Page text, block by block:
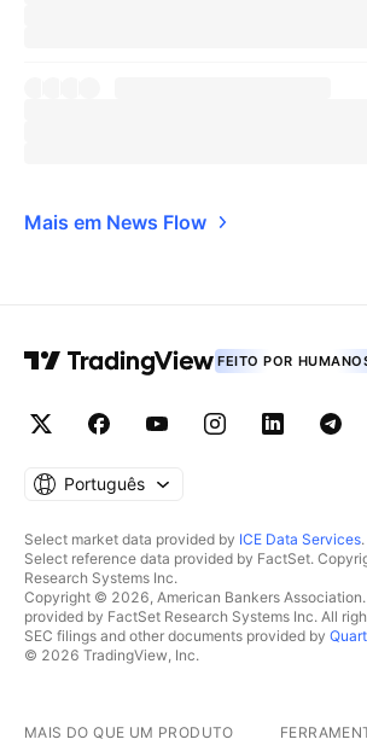
Mais em News Flow
FEITO POR
Português
Select market data provided by ICE Data Services.
Select reference data provided by FactSet.
Research Systems Inc.
Copyright © 2026, American Bankers
provided by FactSet Research Systems Inc. All
SEC filings and other documents provided by
© 2026 TradingView, Inc.
MAIS DO QUE UM PRODUTO